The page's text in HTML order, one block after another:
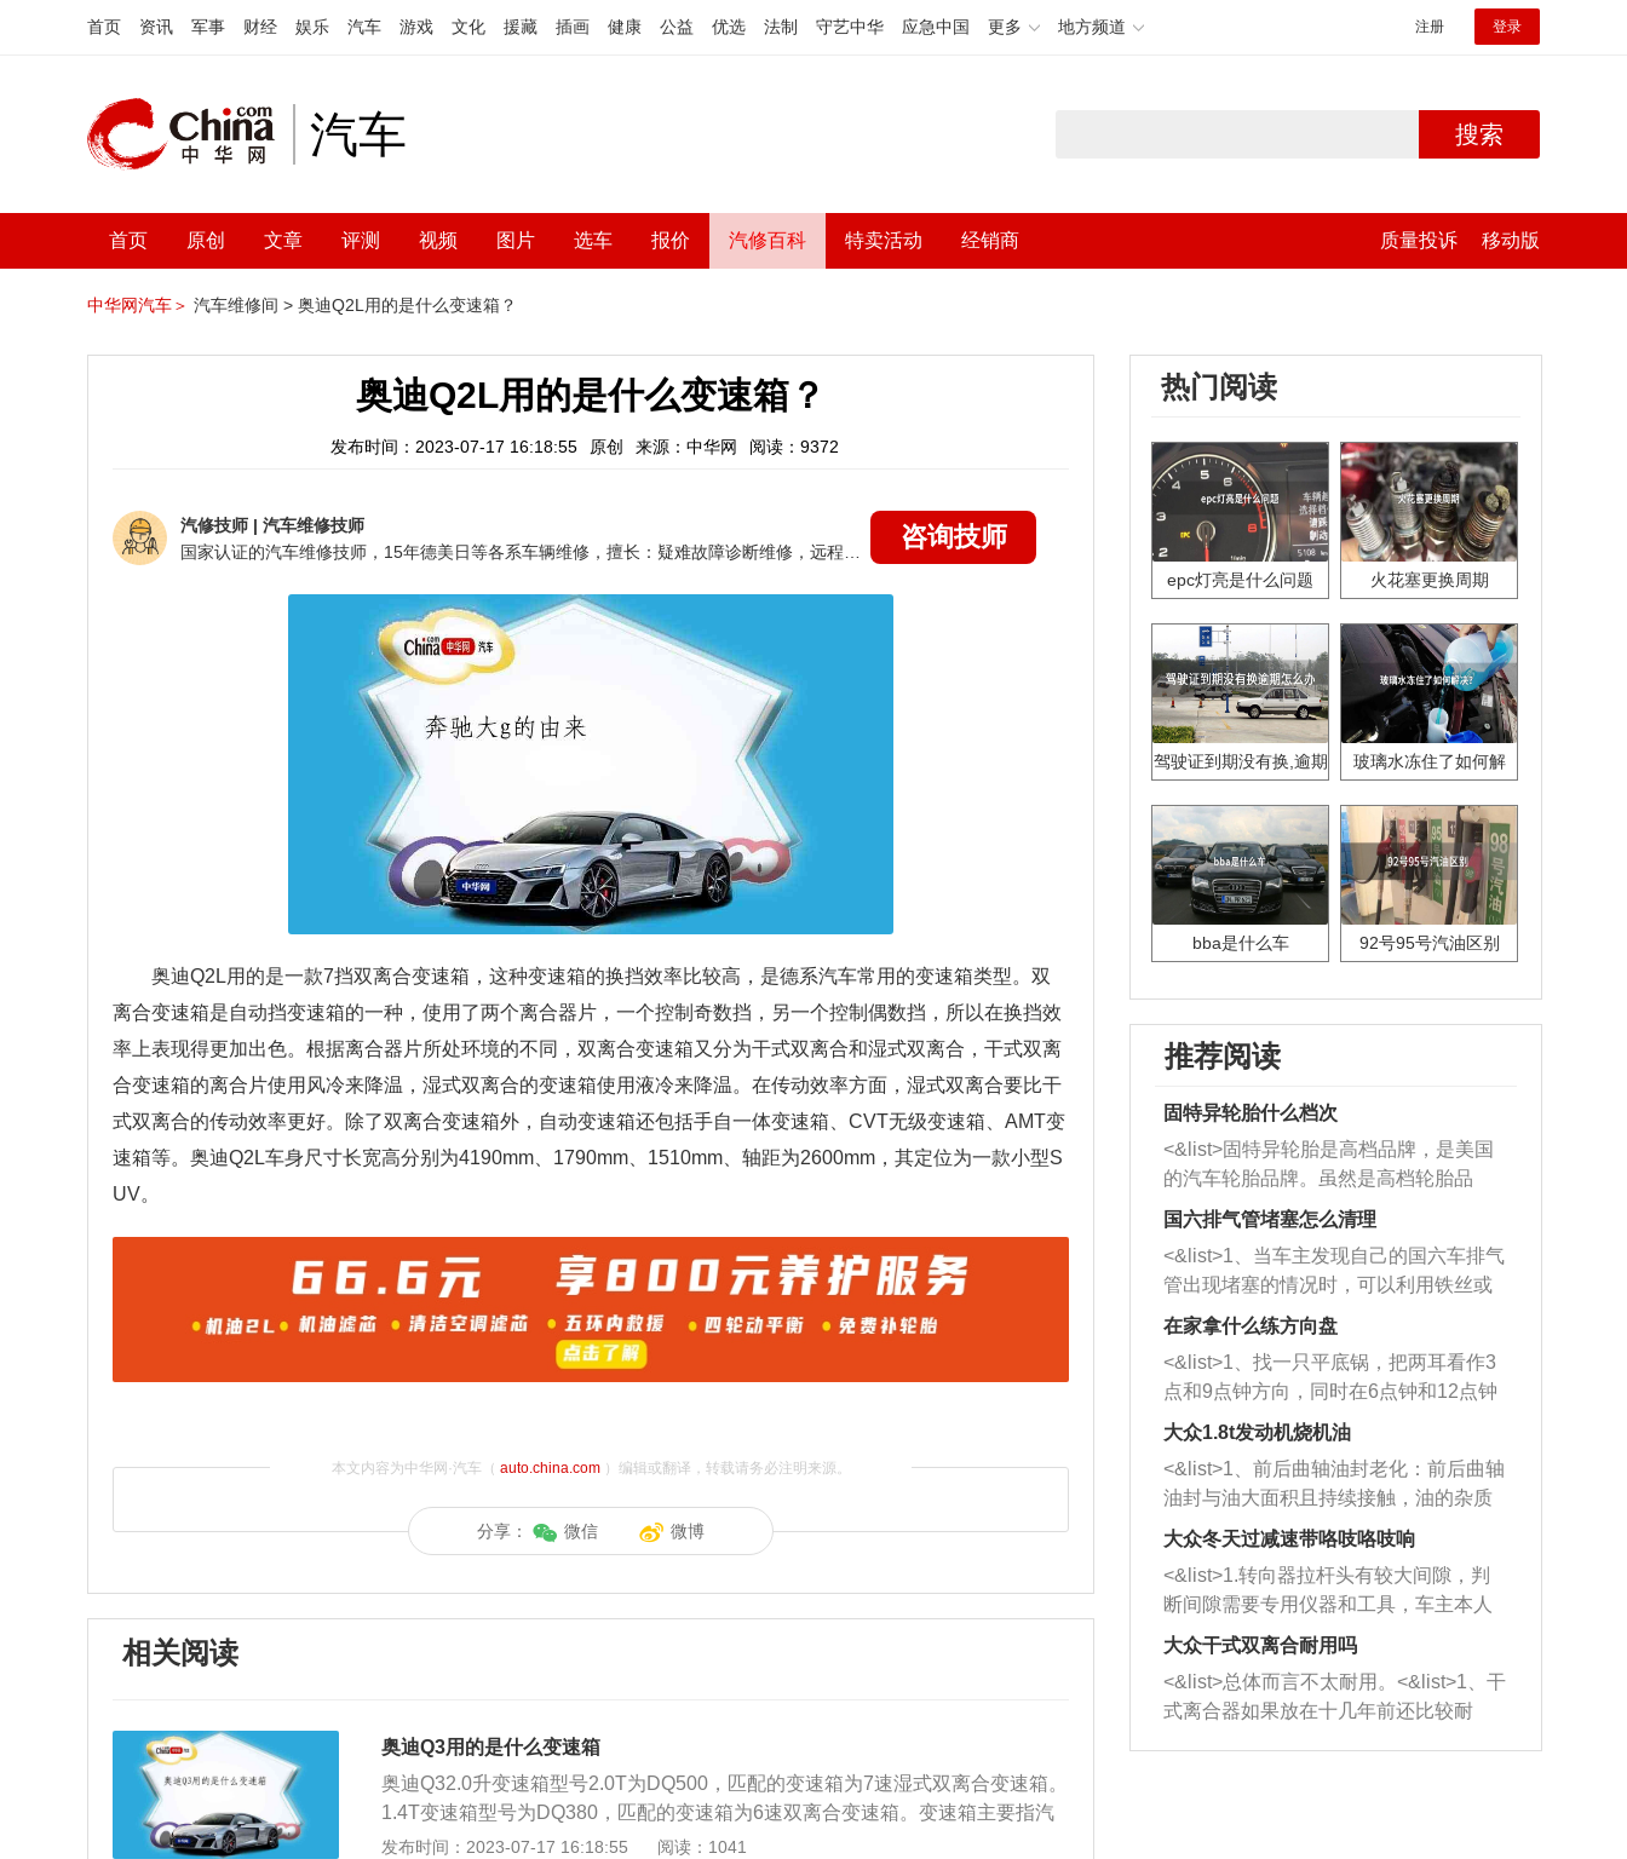
首页 资讯 军事 财经 娱乐 汽车 游戏 文化 援藏 插画 健康 公益 优选 法制 守艺中华 应急中国 更多 地方频道 注册 登录
汽车 搜索
首页 原创 文章 评测 视频 图片 选车 报价 汽修百科 特卖活动 经销商 质量投诉 移动版
中华网汽车＞ 汽车维修间 > 奥迪Q2L用的是什么变速箱？
奥迪Q2L用的是什么变速箱？
发布时间：2023-07-17 16:18:55 原创 来源：中华网 阅读：9372
汽修技师 | 汽车维修技师
咨询技师
奥迪Q2L用的是一款7挡双离合变速箱，这种变速箱的换挡效率比较高，是德系汽车常用的变速箱类型。双
离合变速箱是自动挡变速箱的一种，使用了两个离合器片，一个控制奇数挡，另一个控制偶数挡，所以在换挡效
率上表现得更加出色。根据离合器片所处环境的不同，双离合变速箱又分为干式双离合和湿式双离合，干式双离
合变速箱的离合片使用风冷来降温，湿式双离合的变速箱使用液冷来降温。在传动效率方面，湿式双离合要比干
式双离合的传动效率更好。除了双离合变速箱外，自动变速箱还包括手自一体变速箱、CVT无级变速箱、AMT变
速箱等。奥迪Q2L车身尺寸长宽高分别为4190mm、1790mm、1510mm、轴距为2600mm，其定位为一款小型S
UV。
本文内容为中华网·汽车（ auto.china.com）编辑或翻译，转载请务必注明来源。
分享： 微信 微博
相关阅读
奥迪Q3用的是什么变速箱
奥迪Q32.0升变速箱型号2.0T为DQ500，匹配的变速箱为7速湿式双离合变速箱。
1.4T变速箱型号为DQ380，匹配的变速箱为6速双离合变速箱。变速箱主要指汽
车的变速箱，分为手动和自动两种。手动变速箱主要由齿轮和轴组成，不同的齿
发布时间：2023-07-17 16:18:55 阅读：1041
热门阅读
epc灯亮是什么问题 火花塞更换周期
驾驶证到期没有换,逾期
玻璃水冻住了如何解
bba是什么车 92号95号汽油区别
推荐阅读
固特异轮胎什么档次
<&list>固特异轮胎是高档品牌，是美国
的汽车轮胎品牌。虽然是高档轮胎品
牌，但是中高低端的轮胎都有生产，这
也是为了更好的开拓市场。
国六排气管堵塞怎么清理
<&list>1、当车主发现自己的国六车排气
管出现堵塞的情况时，可以利用铁丝或
者是细棍，直接将杂物给取出来，如果
堵塞情况比较严重，也可以采取应急措
施。 <&list>2、直接利用木棍将所有的
杂物推到排气管里面的位置处，然后将
三元催化器拆解开，就可以将堵塞的东
西取出来。但如果是因为积碳过多引起
的堵塞，就需要将三元催化器泡在草酸
洗剂对堵塞的情况得到解决，将清洗剂
放在燃油箱中，与燃油混合后，车辆启
动时，就可以和汽油一起进入到燃烧
室，最后形成废气排出，就可以让三元
催化器得到清洗，排气管堵塞的情况就
能够得到解决。
在家拿什么练方向盘
<&list>1、找一只平底锅，把两耳看作3
点和9点钟方向，同时在6点钟和12点钟
方向做一个标记。 <&list>2、双手握住
一圈半的练习，往右同样也要打相同的
圈数。 <&list>3、最后强调要反复练
习，这样就可以形成肌肉记忆，在真实
驾驶车辆时，不需要记忆也能打好方
向。
大众1.8t发动机烧机油
<&list>1、前后曲轴油封老化：前后曲轴
油封与油大面积且持续接触，油的杂质
和发动机内持续温度变化使其密封效果
逐渐减弱，导致渗油或漏油。<&list>2、
活塞间隙过大：积碳会使活塞环与缸体
的间隙扩大，导致机油流入燃烧室中，
造成烧机油。<&list>3、机油粘度。使用
机油粘度过小的话，同样会有烧机油现
象，机油粘度过小具有很好的流动性，
大众冬天过减速带咯吱咯吱响
<&list>1.转向器拉杆头有较大间隙，判
断间隙需要专用仪器和工具，车主本人
无法制作，需要将车辆送到修理厂或4s
店；<&list>2.车辆半轴套管防尘罩破
裂，破裂后会出现漏油现象，使半轴磨
损严重，磨损的半轴容易损坏，产生异
响；<&list>3.稳定器的转向胶套和球头
大众干式双离合耐用吗
<&list>总体而言不太耐用。<&list>1、干
式离合器如果放在十几年前还比较耐